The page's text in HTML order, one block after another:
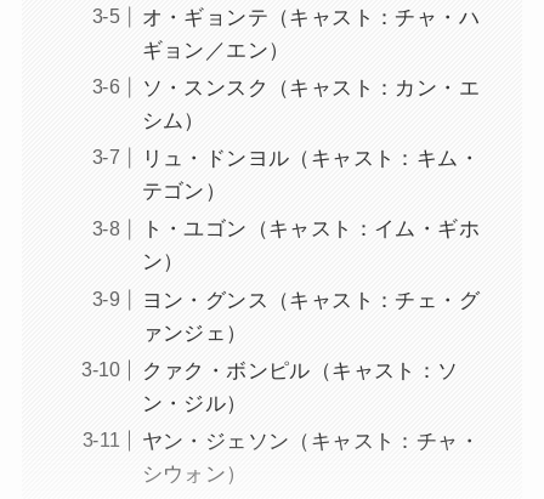
オ・ギョンテ（キャスト：チャ・ハ
ギョン／エン）
ソ・スンスク（キャスト：カン・エ
シム）
リュ・ドンヨル（キャスト：キム・
テゴン）
ト・ユゴン（キャスト：イム・ギホ
ン）
ヨン・グンス（キャスト：チェ・グ
ァンジェ）
クァク・ボンピル（キャスト：ソ
ン・ジル）
ヤン・ジェソン（キャスト：チャ・
シウォン）